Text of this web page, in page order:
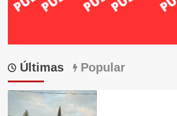
Últimas Popular